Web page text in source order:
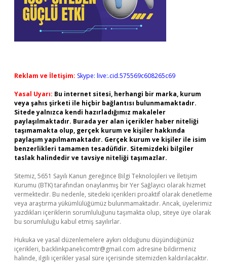
Reklam ve İletişim: Skype: live:.cid.575569c608265c69
Yasal Uyarı: Bu internet sitesi, herhangi bir marka, kurum
veya şahıs şirketi ile hiçbir bağlantısı bulunmamaktadır.
Sitede yalnızca kendi hazırladığımız makaleler
paylaşılmaktadır. Burada yer alan içerikler haber niteliği
taşımamakta olup, gerçek kurum ve kişiler hakkında
paylaşım yapılmamaktadır. Gerçek kurum ve kişiler ile isim
benzerlikleri tamamen tesadüfidir. Sitemizdeki bilgiler
taslak halindedir ve tavsiye niteliği taşımazlar.
Sitemiz, 5651 Sayılı Kanun gereğince Bilgi Teknolojileri ve İletişim
Kurumu (BTK) tarafından onaylanmış bir Yer Sağlayıcı olarak hizmet
vermektedir. Bu nedenle, sitedeki içerikleri proaktif olarak denetleme
veya araştırma yükümlülüğümüz bulunmamaktadır. Ancak, üyelerimiz
yazdıkları içeriklerin sorumluluğunu taşımakta olup, siteye üye olarak
bu sorumluluğu kabul etmiş sayılırlar.
Hukuka ve yasal düzenlemelere aykırı olduğunu düşündüğünüz
içerikleri, backlinkpanelicomtr@gmail.com adresine bildirmeniz
halinde, ilgili içerikler yasal süre içerisinde sitemizden kaldırılacaktır.